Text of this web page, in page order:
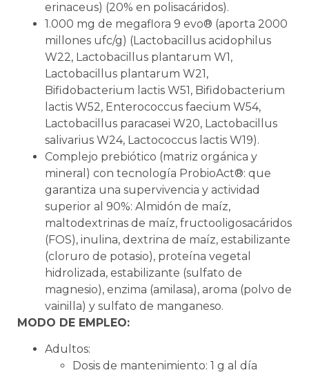
erinaceus) (20% en polisacáridos).
1.000 mg de megaflora 9 evo® (aporta 2000
millones ufc/g) (Lactobacillus acidophilus
W22, Lactobacillus plantarum W1,
Lactobacillus plantarum W21,
Bifidobacterium lactis W51, Bifidobacterium
lactis W52, Enterococcus faecium W54,
Lactobacillus paracasei W20, Lactobacillus
salivarius W24, Lactococcus lactis W19).
Complejo prebiótico (matriz orgánica y
mineral) con tecnología ProbioAct®: que
garantiza una supervivencia y actividad
superior al 90%: Almidón de maíz,
maltodextrinas de maíz, fructooligosacáridos
(FOS), inulina, dextrina de maíz, estabilizante
(cloruro de potasio), proteína vegetal
hidrolizada, estabilizante (sulfato de
magnesio), enzima (amilasa), aroma (polvo de
vainilla) y sulfato de manganeso.
MODO DE EMPLEO:
Adultos:
Dosis de mantenimiento: 1 g al día